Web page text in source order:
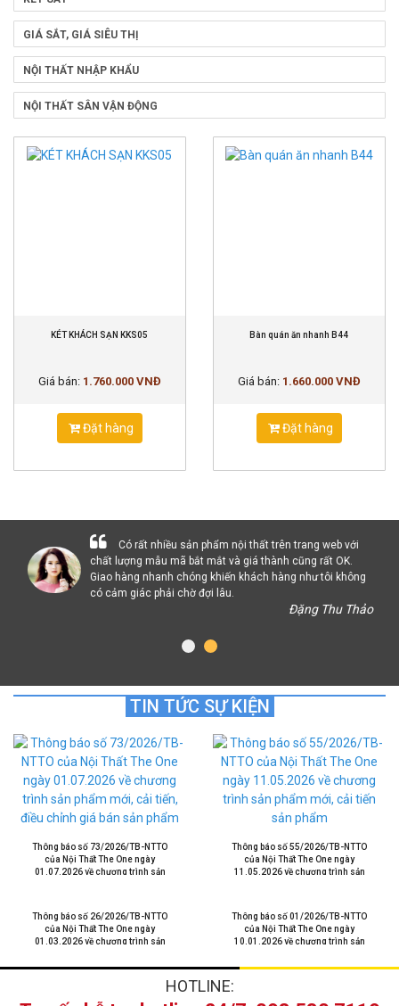
GIÁ SẮT, GIÁ SIÊU THỊ
NỘI THẤT NHẬP KHẨU
NỘI THẤT SÂN VẬN ĐỘNG
KÉT KHÁCH SẠN KKS05
Giá bán: 1.760.000 VNĐ
Đặt hàng
Bàn quán ăn nhanh B44
Giá bán: 1.660.000 VNĐ
Đặt hàng
Có rất nhiều sản phẩm nội thất trên trang web với
chất lượng mẫu mã bắt mắt và giá thành cũng rất OK.
Giao hàng nhanh chóng khiến khách hàng như tôi không
có cảm giác phải chờ đợi lâu.
Đặng Thu Thảo
TIN TỨC SỰ KIỆN
Thông báo số 73/2026/TB-NTTO
của Nội Thất The One ngày
01.07.2026 về chương trình sản
Thông báo số 55/2026/TB-NTTO
của Nội Thất The One ngày
11.05.2026 về chương trình sản
Thông báo số 26/2026/TB-NTTO
của Nội Thất The One ngày
01.03.2026 về chương trình sản
Thông báo số 01/2026/TB-NTTO
của Nội Thất The One ngày
10.01.2026 về chương trình sản
HOTLINE: